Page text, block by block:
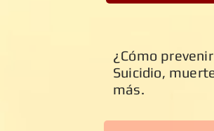
¿Cómo
Suicidio,
más.